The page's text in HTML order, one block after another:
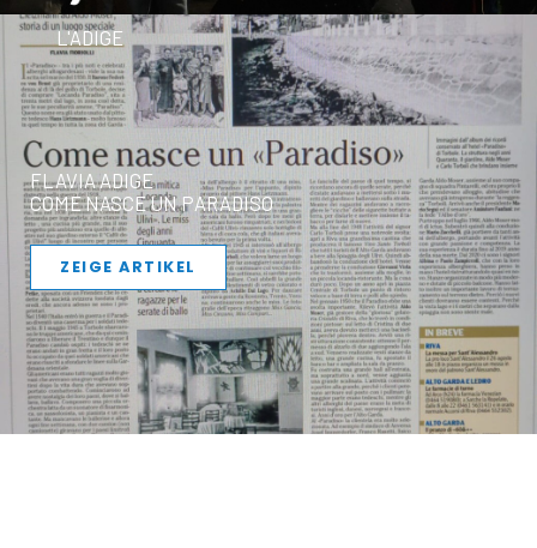
L'ADIGE
FLAVIA ADIGE
COME NASCE UN PARADISO
ZEIGE ARTIKEL